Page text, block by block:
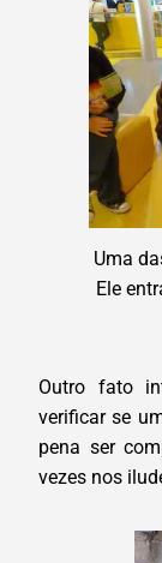
Uma
Ele
Outro fato
verificar se
pena ser
vezes nos